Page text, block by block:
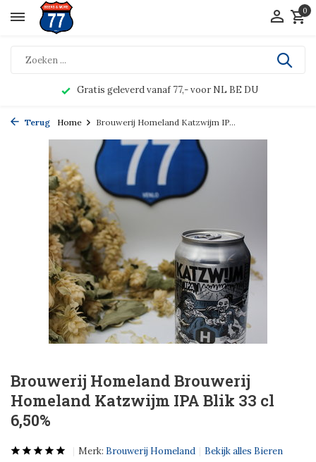
0
Gratis geleverd vanaf 77,- voor NL BE DU
Terug Home Brouwerij Homeland Katzwijm IP...
Brouwerij Homeland Brouwerij
Homeland Katzwijm IPA Blik 33 cl
6,50%
Merk: Brouwerij Homeland Bekijk alles Bieren